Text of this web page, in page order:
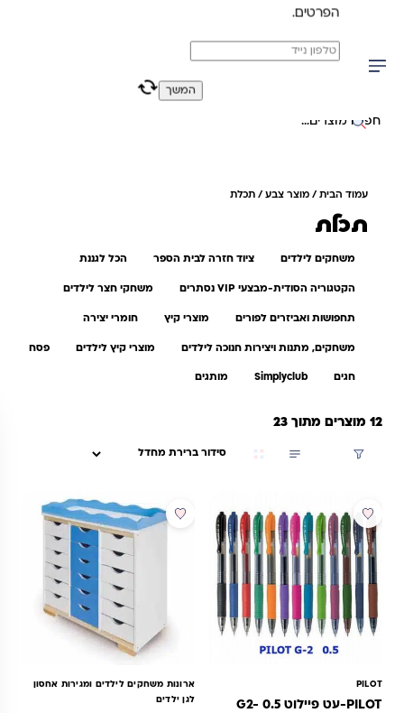
משלוח מהיר חינם בקניה מעל 299 ₪ (למעט ריהוט)
חיפוש באתר
עמוד הבית/ מוצר צבע / תכלת
תכלת
משחקים לילדים ציוד חזרה לבית הספר הכל לגננת
הקטגוריה הסודית-מבצעי VIP נסתרים משחקי חצר לילדים
תחפושות ואביזרים לפורים מוצרי קיץ חומרי יצירה
משחקים, מתנות ויצירות חנוכה לילדים מוצרי קיץ לילדים
חגים Simplyclub מותגים
סינון
PILOT
PILOT-עט פיילוט G2- 0.5
ארונות משחקים לילדים ומגירות אחסון
לגן ילדים
הפרטים.
המשך